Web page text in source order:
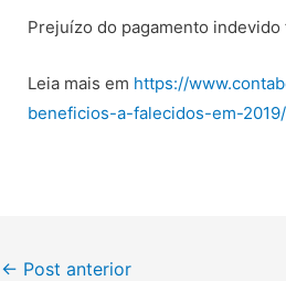
Prejuízo do pagamento
Leia mais em https://
beneficios-a-falecidos-em-2019/
← Post anterior